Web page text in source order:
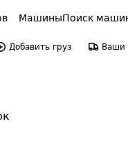
МашиныПоиск
Добавить груз